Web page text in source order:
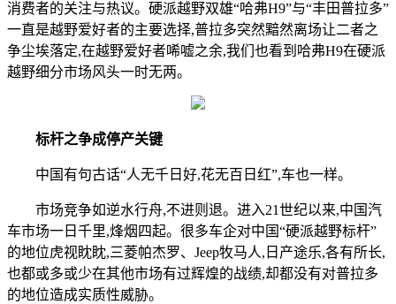
消费者的关注与热议。硬派越野双雄“哈弗H9”与“丰田普拉多”
一直是越野爱好者的主要选择,普拉多突然黯然离场让二者之
争尘埃落定,在越野爱好者唏嘘之余,我们也看到哈弗H9在硬派
越野细分市场风头一时无两。
标杆之争成停产关键
中国有句古话“人无千日好,花无百日红”,车也一样。
市场竞争如逆水行舟,不进则退。进入21世纪以来,中国汽
车市场一日千里,烽烟四起。很多车企对中国“硬派越野标杆”
的地位虎视眈眈,三菱帕杰罗、Jeep牧马人,日产途乐,各有所长,
也都或多或少在其他市场有过辉煌的战绩,却都没有对普拉多
的地位造成实质性威胁。